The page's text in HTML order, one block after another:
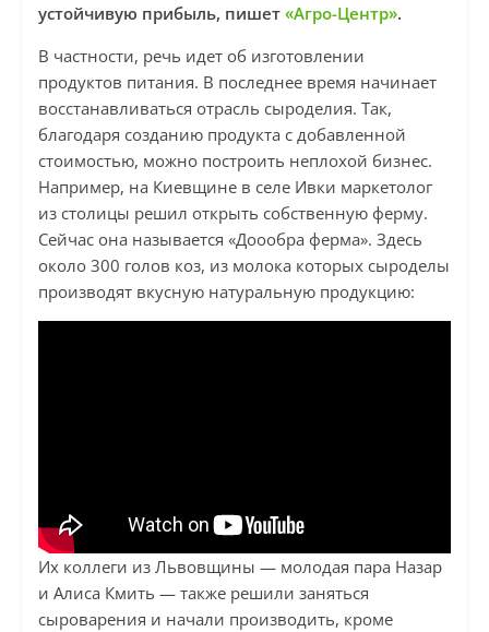
устойчивую прибыль, пишет «Агро-Центр».
В частности, речь идет об изготовлении
продуктов питания. В последнее время начинает
восстанавливаться отрасль сыроделия. Так,
благодаря созданию продукта с добавленной
стоимостью, можно построить неплохой бизнес.
Например, на Киевщине в селе Ивки маркетолог
из столицы решил открыть собственную ферму.
Сейчас она называется «Доообра ферма». Здесь
около 300 голов коз, из молока которых сыроделы
производят вкусную натуральную продукцию:
Их коллеги из Львовщины — молодая пара Назар
и Алиса Кмить — также решили заняться
сыроварения и начали производить, кроме